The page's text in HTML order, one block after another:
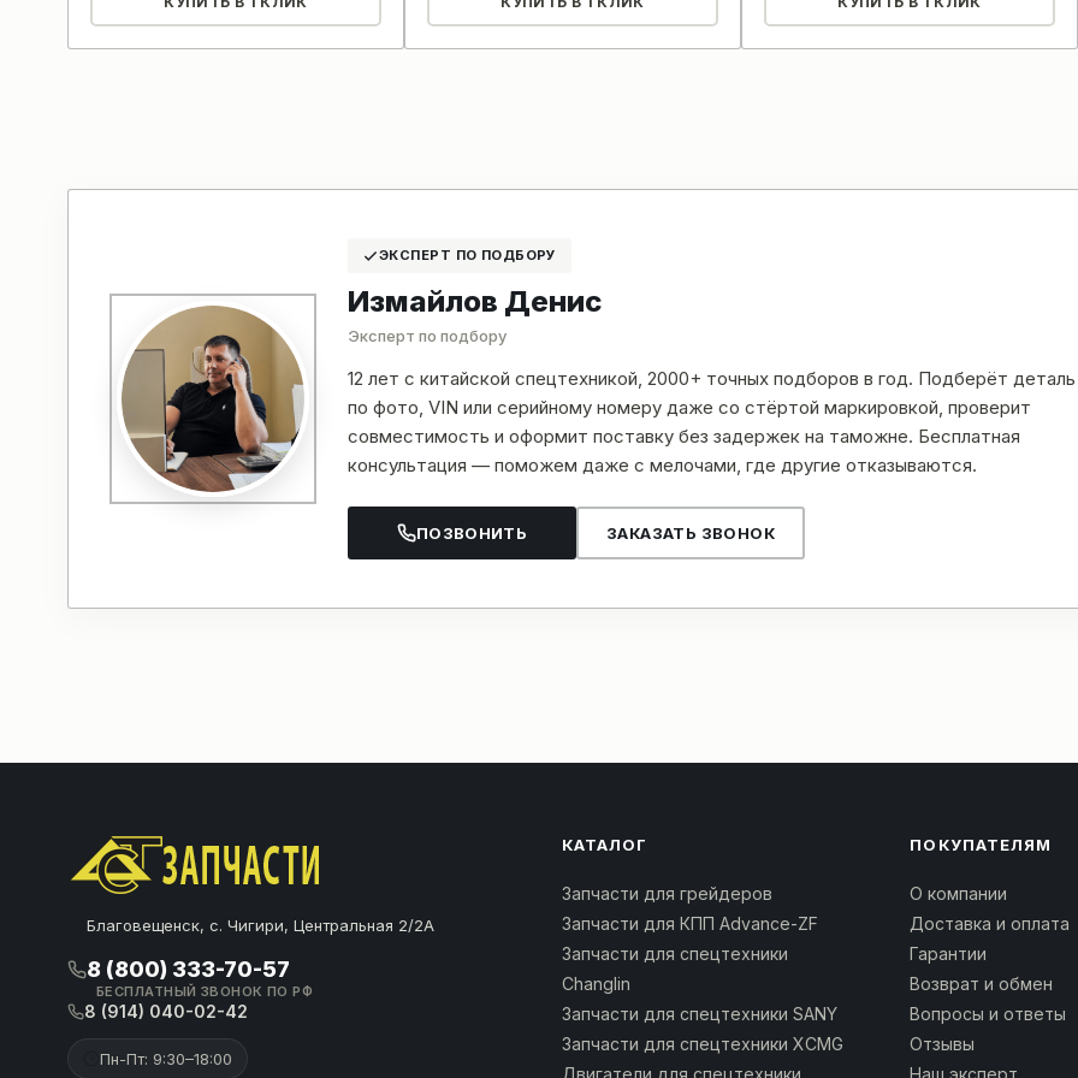
ЭКСПЕРТ ПО ПОДБОРУ
Измайлов Денис
Эксперт по подбору
12 лет с китайской спецтехникой, 2000+ точных подборов в год. Подберёт деталь
по фото, VIN или серийному номеру даже со стёртой маркировкой, проверит
совместимость и оформит поставку без задержек на таможне. Бесплатная
консультация — поможем даже с мелочами, где другие отказываются.
ПОЗВОНИТЬ ЗАКАЗАТЬ ЗВОНОК
Благовещенск, с. Чигири, Центральная 2/2А
8 (800) 333-70-57
БЕСПЛАТНЫЙ ЗВОНОК ПО РФ
8 (914) 040-02-42
Пн-Пт: 9:30–18:00
КАТАЛОГ
Запчасти для грейдеров
Запчасти для КПП Advance-ZF
Запчасти для спецтехники
Changlin
Запчасти для спецтехники SANY
Запчасти для спецтехники XCMG
ПОКУПАТЕЛЯМ
О компании
Доставка и оплата
Гарантии
Возврат и обмен
Вопросы и ответы
Отзывы